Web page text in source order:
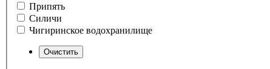
Припять
Силичи
Чигиринское водохранилище